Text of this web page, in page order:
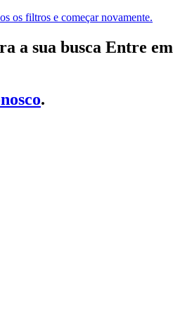
os filtros e começar novamente.
a sua busca Entre
.